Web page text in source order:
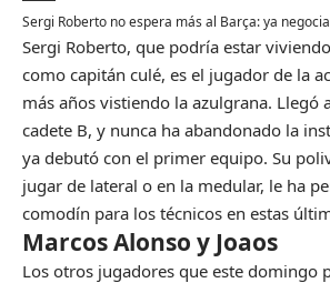
Sergi Roberto no espera más al Barça: ya
Sergi Roberto, que podría estar
como capitán culé, es el jugador de la
más años vistiendo la azulgrana. Llegó
cadete B, y nunca ha abandonado la
ya debutó con el primer equipo. Su
jugar de lateral o en la medular, le ha
comodín para los técnicos en estas
Marcos Alonso y Joaos
Los otros jugadores que este domingo